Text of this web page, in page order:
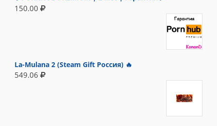
150.00
La-Mulana 2 (Steam Gift Россия) 🔥
549.06